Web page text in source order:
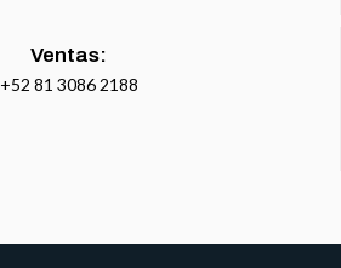
Ventas:
+52 81 3086 2188